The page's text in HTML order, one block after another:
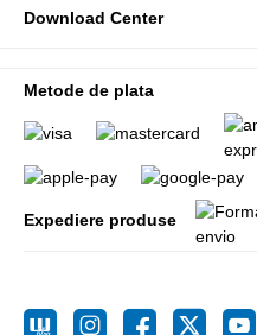
Download Center
Metode de plata
Expediere produse